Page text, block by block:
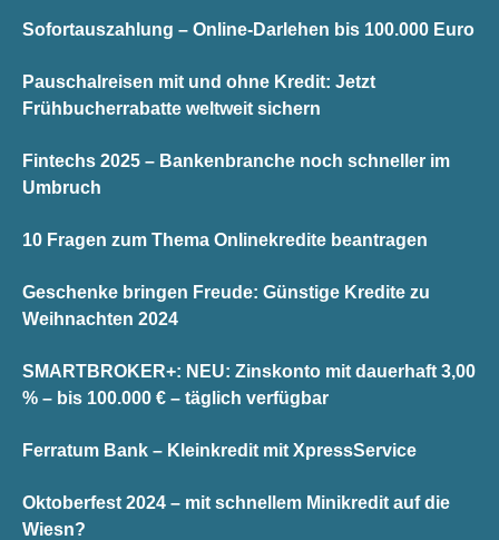
Sofortauszahlung – Online-Darlehen bis 100.000 Euro
Pauschalreisen mit und ohne Kredit: Jetzt
Frühbucherrabatte weltweit sichern
Fintechs 2025 – Bankenbranche noch schneller im
Umbruch
10 Fragen zum Thema Onlinekredite beantragen
Geschenke bringen Freude: Günstige Kredite zu
Weihnachten 2024
SMARTBROKER+: NEU: Zinskonto mit dauerhaft 3,00
% – bis 100.000 € – täglich verfügbar
Ferratum Bank – Kleinkredit mit XpressService
Oktoberfest 2024 – mit schnellem Minikredit auf die
Wiesn?